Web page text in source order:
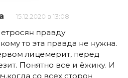
15.12.2020 в 13:08
правду
то эта правда не нужна.
лицемерит, перед
Понятно все и ёжику. И
со всех сторон